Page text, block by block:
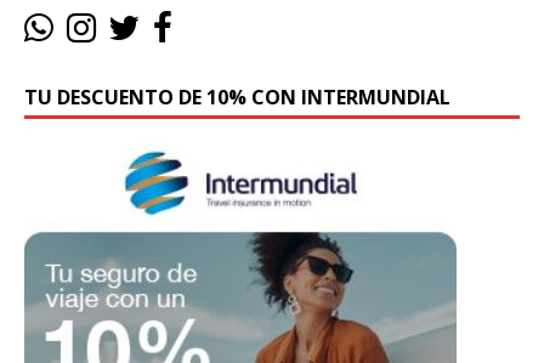
TU DESCUENTO DE 10% CON INTERMUNDIAL